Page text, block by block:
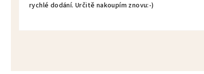
rychlé dodání. Určitě nakoupím znovu:-)